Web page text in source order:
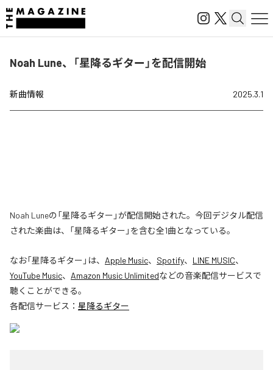
Noah Lune、「星降るギター」を配信開始
新曲情報 2025.3.1
Noah Luneの「星降るギター」が配信開始された。今回デジタル配信
された楽曲は、「星降るギター」を含む全1曲となっている。
なお「星降るギター 」は、 Apple Music、 Spotify、 LINE MUSIC、
YouTube Music、 Amazon Music Unlimitedなどの音楽配信サービスで
聴くことができる。
各配信サービス： 星降るギター